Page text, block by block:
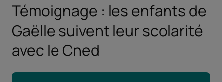
Témoignage : les enfants de
Gaëlle suivent leur scolarité
avec le Cned